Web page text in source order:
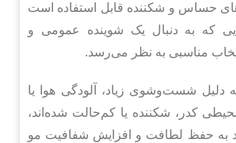
حساس و شکننده قابل استفاده است
که به دنبال یک شوینده عمومی و
مناسبی به نظر می‌رسد.
دلیل شست‌وشوی زیاد، آلودگی هوا یا
کدر، شکننده یا کم‌حالت شده‌اند،
به حفظ لطافت و افزایش شفافیت مو